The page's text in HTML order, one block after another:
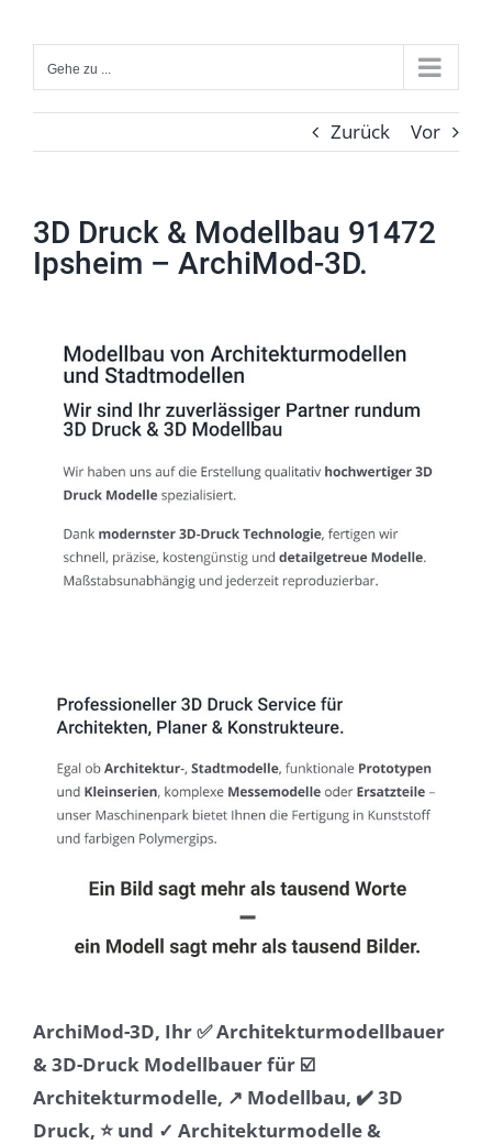
Inhalt
springenGehe zu ...
Zurück Vor
3D Druck & Modellbau 91472
Ipsheim – ArchiMod-3D.
ArchiMod-3D, Ihr ✅ Architekturmodellbauer
& 3D-Druck Modellbauer für ☑️
Architekturmodelle, ↗️ Modellbau, ✔️ 3D
Druck, ⭐ und ✓ Architekturmodelle &